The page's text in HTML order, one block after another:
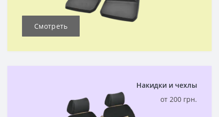
Смотреть
Накидки и чехлы
от 200 грн.